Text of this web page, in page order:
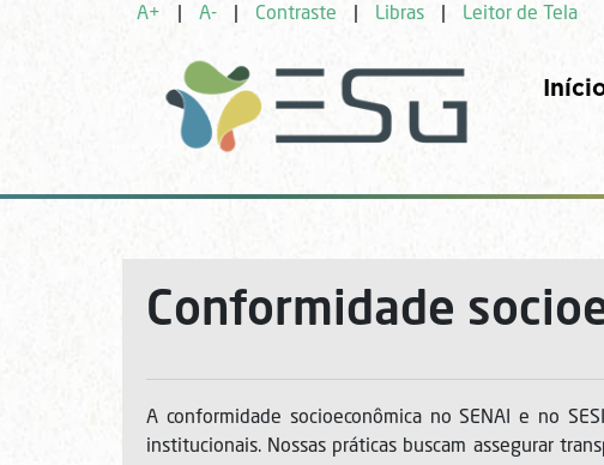
A+ A- Contraste Libras Leitor de Tela
Conformidade
A conformidade socioeconômica no SENAI e no
institucionais. Nossas práticas buscam assegurar